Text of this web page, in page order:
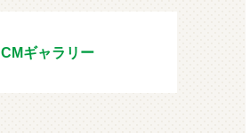
CMギャラリー